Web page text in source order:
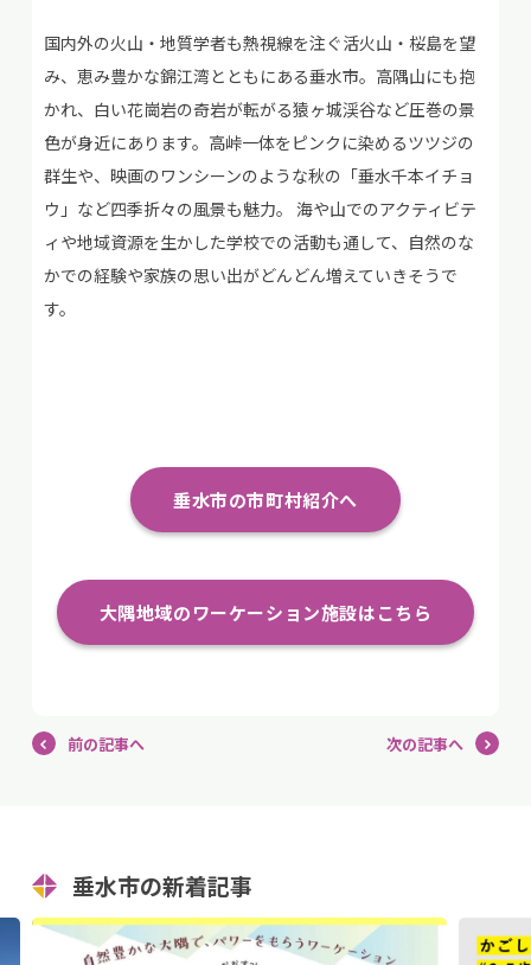
国内外の火山・地質学者も熱視線を注ぐ活火山・桜島を望
み、恵み豊かな錦江湾とともにある垂水市。高隅山にも抱
かれ、白い花崗岩の奇岩が転がる猿ヶ城渓谷など圧巻の景
色が身近にあります。高峠一体をピンクに染めるツツジの
群生や、映画のワンシーンのような秋の「垂水千本イチョ
ウ」など四季折々の風景も魅力。 海や山でのアクティビテ
ィや地域資源を生かした学校での活動も通して、自然のな
かでの経験や家族の思い出がどんどん増えていきそうで
す。
垂水市の市町村紹介へ
大隅地域のワーケーション施設はこちら
前の記事へ 次の記事へ
垂水市の新着記事